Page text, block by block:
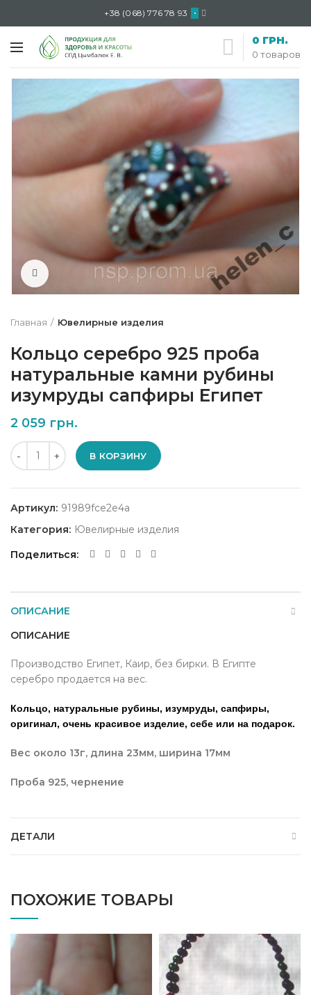
+38 (068) 776 78 93 •
0 товаров
0 ГРН.
Нажмите, чтобы увеличить
Главная Ювелирные изделия
Кольцо серебро 925 проба
натуральные камни рубины
изумруды сапфиры Египет
2 059 грн.
Количество
В КОРЗИНУ
Артикул: 91989fce2e4a
Категория: Ювелирные изделия
Поделиться
ОПИСАНИЕ
ОПИСАНИЕ
Производство Египет, Каир, без бирки. В Египте
серебро продается на вес.
Кольцо, натуральные рубины, изумруды, сапфиры,
оригинал, очень красивое изделие, себе или на подарок.
Вес около 13г, длина 23мм, ширина 17мм
Проба 925, чернение
ДЕТАЛИ
ПОХОЖИЕ ТОВАРЫ